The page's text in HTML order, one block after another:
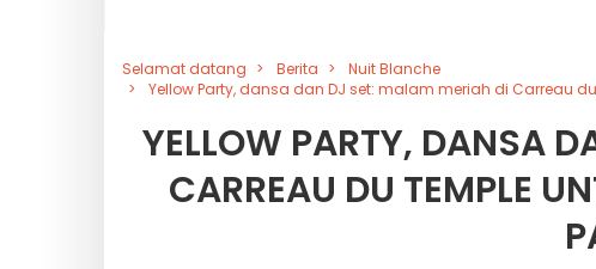
Selamat datang Berita
Nuit Blanche
Yellow Party, dansa dan DJ set: malam meriah di Carreau
YELLOW PARTY, DANSA
CARREAU DU TEMPLE